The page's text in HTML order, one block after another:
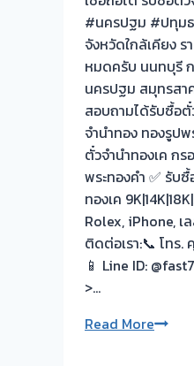
นนทบุ
ครับ⭐
#นครปฐม #ปทุม
จังหวัดใกล้เคียง ร
หมดครับ นนทบุรี
นครปฐม สมุทรส
สอบถามได้รับซื้อตั๋
จำนำทอง ทองรูป
ตั๋วจำนำทองเค ก
พระทองคำ ✅ รับ
ทองเค
Rolex, iPhone, เ
ติดต่อเรา:📞 โทร
📱 Line ID:
>…
Read Moreรับ